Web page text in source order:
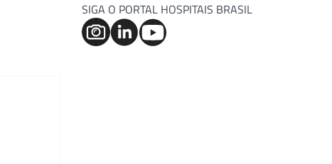
SIGA O PORTAL HOSPITAIS BRASIL